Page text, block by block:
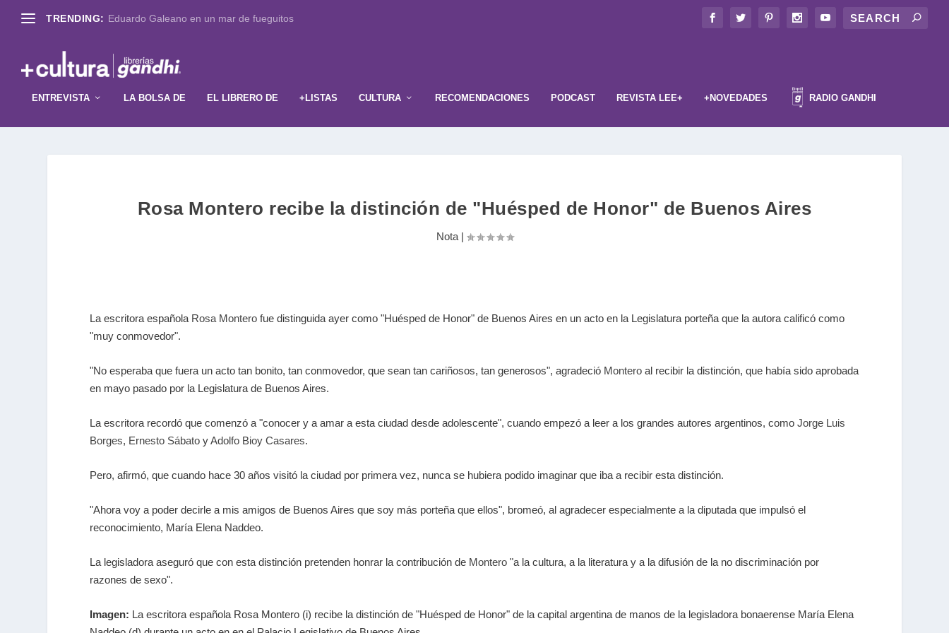
TRENDING: Eduardo Galeano en un mar de fueguitos
ENTREVISTA LA BOLSA DE EL LIBRERO DE +LISTAS CULTURA RECOMENDACIONES PODCAST REVISTA LEE+ +NOVEDADES RADIO GANDHI
Rosa Montero recibe la distinción de "Huésped de Honor" de Buenos Aires
Nota|
La escritora española Rosa Montero fue distinguida ayer como "Huésped de Honor" de Buenos Aires en un acto en la Legislatura porteña que la autora calificó como
"muy conmovedor".
"No esperaba que fuera un acto tan bonito, tan conmovedor, que sean tan cariñosos, tan generosos", agradeció Montero al recibir la distinción, que había sido aprobada
en mayo pasado por la Legislatura de Buenos Aires.
La escritora recordó que comenzó a "conocer y a amar a esta ciudad desde adolescente", cuando empezó a leer a los grandes autores argentinos, comoJorge Luis
Borges, Ernesto Sábato yAdolfo Bioy Casares.
Pero, afirmó, que cuando hace 30 años visitó la ciudad por primera vez, nunca se hubiera podido imaginar que iba a recibir esta distinción.
"Ahora voy a poder decirle a mis amigos de Buenos Aires que soy más porteña que ellos", bromeó, al agradecer especialmente a la diputada que impulsó el
reconocimiento, María Elena Naddeo.
La legisladora aseguró que con esta distinción pretenden honrar la contribución de Montero "a la cultura, a la literatura y a la difusión de la no discriminación por
razones de sexo".
Imagen: La escritora española Rosa Montero (i) recibe la distinción de "Huésped de Honor" de la capital argentina de manos de la legisladora bonaerense María Elena